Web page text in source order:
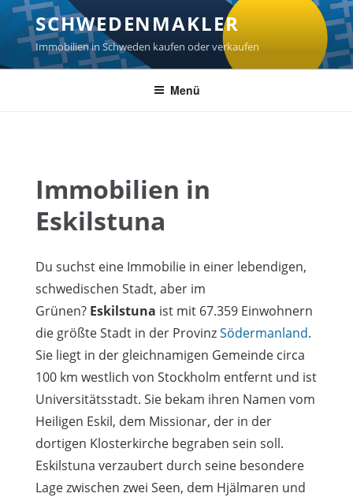
Zum
Inhalt
springen
SCHWEDENMAKLER
Immobilien in Schweden kaufen oder verkaufen
Menü
Immobilien in
Eskilstuna
Du suchst eine Immobilie in einer lebendigen,
schwedischen Stadt, aber im
Grünen? Eskilstuna ist mit 67.359 Einwohnern
die größte Stadt in der ProvinzSödermanland.
Sie liegt in der gleichnamigen Gemeinde circa
100 km westlich von Stockholm entfernt und ist
Universitätsstadt. Sie bekam ihren Namen vom
Heiligen Eskil, dem Missionar, der in der
dortigen Klosterkirche begraben sein soll.
Eskilstuna verzaubert durch seine besondere
Lage zwischen zwei Seen, dem Hjälmaren und